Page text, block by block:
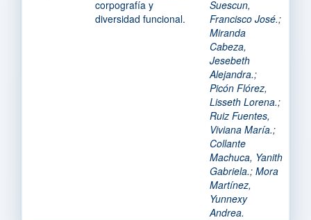
corpografía y
diversidad funcional.
Suescun,
Francisco José.;
Miranda
Cabeza,
Jesebeth
Alejandra.;
Picón Flórez,
Lisseth Lorena.;
Ruiz Fuentes,
Viviana María.;
Collante
Machuca, Yanith
Gabriela.; Mora
Martínez,
Yunnexy
Andrea.